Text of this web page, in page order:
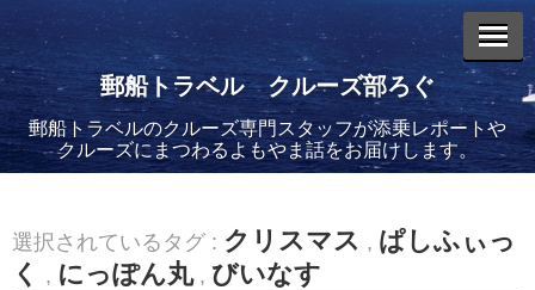
郵船トラベル クルーズ部ろぐ
郵船トラベルのクルーズ専門スタッフが添乗レポートや
クルーズにまつわるよもやま話をお届けします。
選択されているタグ : クリスマス , ぱしふぃっ
く
, にっぽん丸, びいなす
エントリーリスト